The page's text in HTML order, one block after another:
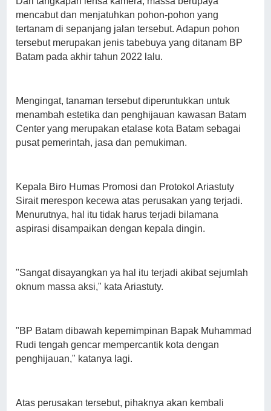
mencabut dan menjatuhkan pohon-pohon yang
tertanam di sepanjang jalan tersebut. Adapun pohon
tersebut merupakan jenis tabebuya yang ditanam BP
Batam pada akhir tahun 2022 lalu.
Mengingat, tanaman tersebut diperuntukkan untuk
menambah estetika dan penghijauan kawasan Batam
Center yang merupakan etalase kota Batam sebagai
pusat pemerintah, jasa dan pemukiman.
Kepala Biro Humas Promosi dan Protokol Ariastuty
Sirait merespon kecewa atas perusakan yang terjadi.
Menurutnya, hal itu tidak harus terjadi bilamana
aspirasi disampaikan dengan kepala dingin.
"Sangat disayangkan ya hal itu terjadi akibat sejumlah
oknum massa aksi," kata Ariastuty.
"BP Batam dibawah kepemimpinan Bapak Muhammad
Rudi tengah gencar mempercantik kota dengan
penghijauan," katanya lagi.
Atas perusakan tersebut, pihaknya akan kembali